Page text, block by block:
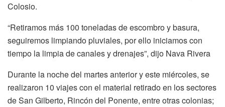
Colosio.
“Retiramos más 100 toneladas de escombro y basura,
seguiremos limpiando pluviales, por ello iniciamos con
tiempo la limpia de canales y drenajes”, dijo Nava Rivera
Durante la noche del martes anterior y este miércoles, se
realizaron 10 viajes con el material retirado en los sectores
de San Gilberto, Rincón del Ponente, entre otras colonias;